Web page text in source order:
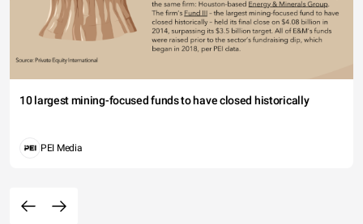
10 largest mining-focused funds to have closed historically
PEI Media